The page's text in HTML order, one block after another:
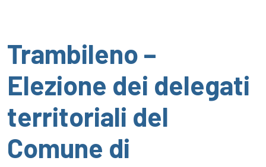
Trambileno –
Elezione dei delegati
territoriali del
Comune di